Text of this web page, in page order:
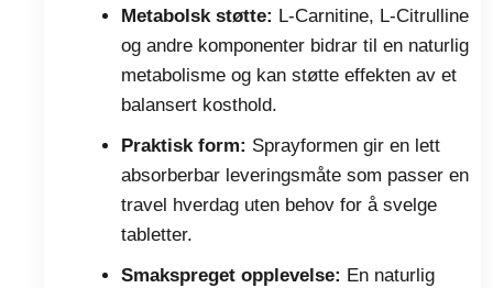
Metabolsk støtte: L-Carnitine, L-Citrulline
og andre komponenter bidrar til en naturlig
metabolisme og kan støtte effekten av et
balansert kosthold.
Praktisk form: Sprayformen gir en lett
absorberbar leveringsmåte som passer en
travel hverdag uten behov for å svelge
tabletter.
Smakspreget opplevelse: En naturlig